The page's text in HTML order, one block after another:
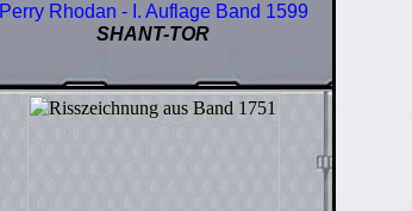
Perry Rhodan - I. Auflage Band 1599
SHANT-TOR